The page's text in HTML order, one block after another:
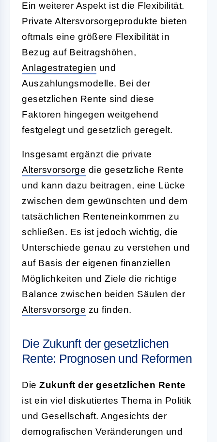
Ein weiterer Aspekt ist die Flexibilität.
Private Altersvorsorgeprodukte bieten
oftmals eine größere Flexibilität in
Bezug auf Beitragshöhen,
Anlagestrategien und
Auszahlungsmodelle. Bei der
gesetzlichen Rente sind diese
Faktoren hingegen weitgehend
festgelegt und gesetzlich geregelt.
Insgesamt ergänzt die private
Altersvorsorge die gesetzliche Rente
und kann dazu beitragen, eine Lücke
zwischen dem gewünschten und dem
tatsächlichen Renteneinkommen zu
schließen. Es ist jedoch wichtig, die
Unterschiede genau zu verstehen und
auf Basis der eigenen finanziellen
Möglichkeiten und Ziele die richtige
Balance zwischen beiden Säulen der
Altersvorsorge zu finden.
Die Zukunft der gesetzlichen
Rente: Prognosen und Reformen
Die Zukunft der gesetzlichen Rente
ist ein viel diskutiertes Thema in Politik
und Gesellschaft. Angesichts der
demografischen Veränderungen und